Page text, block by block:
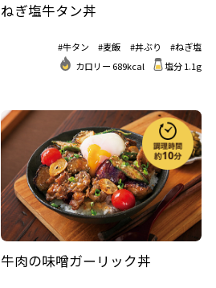
ねぎ塩牛タン丼
#牛タン #麦飯 #丼ぶり
#ねぎ塩
カロリー 689kcal
塩分 1.1g
牛肉の味噌ガーリック丼